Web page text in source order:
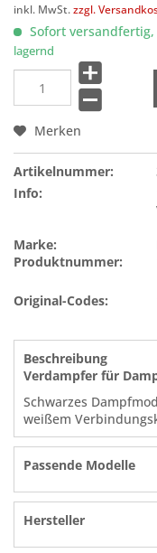
inkl. MwSt.zzgl.
Sofort
lagernd
Merken
Artikelnummer:
Info:
Marke:
Produktnummer:
Original-Codes:
Beschreibung
Verdampfer für
Schwarzes
weißem
Passende Modelle
Hersteller